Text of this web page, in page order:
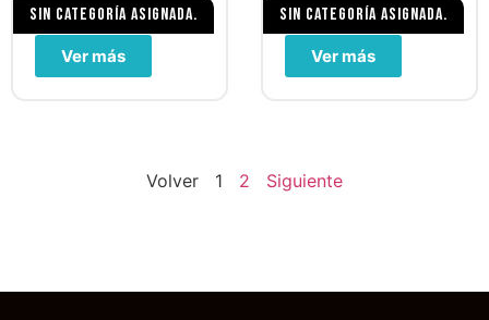
Sin categoría asignada.
Ver más
Sin categoría asignada.
Ver más
Volver 1 2 Siguiente